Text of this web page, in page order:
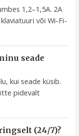
1,2–1,5A. 2A
või Wi-Fi-
seade
kui seade küsib.
pidevalt
(24/7)?